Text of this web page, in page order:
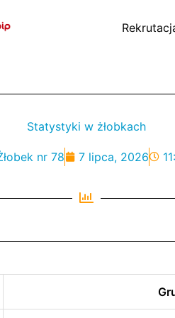
Statystyki w żłobkach
nr 78 7 lipca, 2026